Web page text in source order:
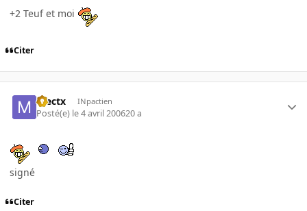
+2 Teuf et moi
Citer
mectx INpactien
Posté(e) le 4 avril 200620 a
signé
Citer